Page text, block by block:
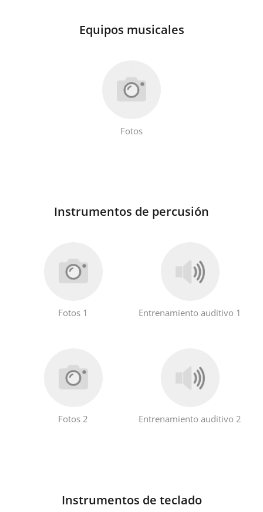
Equipos musicales
Fotos
Instrumentos de percusión
Fotos 1 Entrenamiento auditivo 1
Fotos 2 Entrenamiento auditivo 2
Instrumentos de teclado